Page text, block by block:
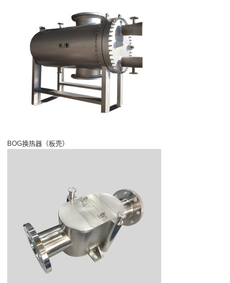
BOG换热器（板壳）